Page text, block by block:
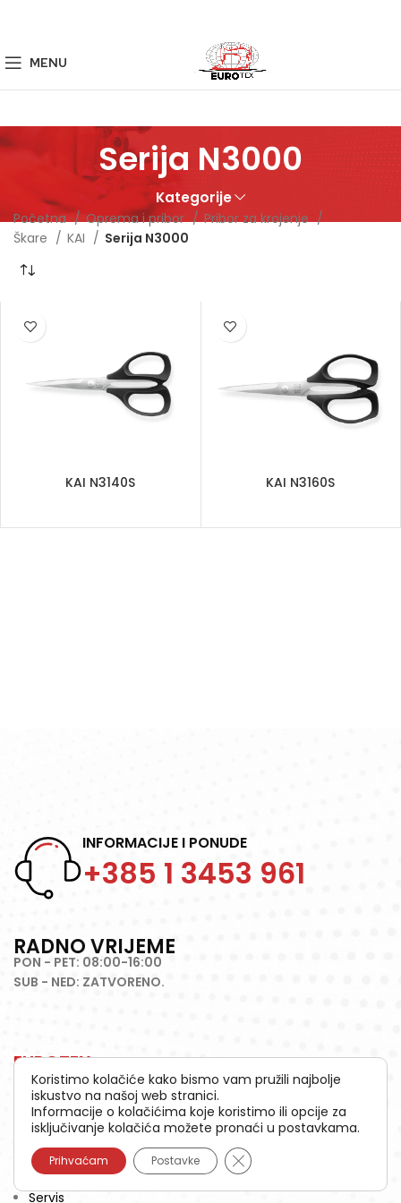
MENU
Serija N3000
Kategorije
Početna Oprema i pribor
Pribor za krojenje
Škare
KAI Serija N3000
KAI N3140S KAI N3160S
INFORMACIJE I PONUDE
+385 1 3453 961
RADNO VRIJEME
PON - PET: 08:00-16:00
SUB - NED: ZATVORENO.
EUROTEX
Kontakt informacije
O nama
Karijera
Servis
Koristimo kolačiće kako bismo vam pružili najbolje
iskustvo na našoj web stranici.
Informacije o kolačićima koje koristimo ili opcije za
isključivanje kolačića možete pronaći u postavkama.
Prihvaćam Postavke Close GDPR Cookie